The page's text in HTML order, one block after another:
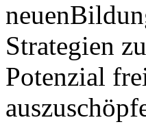
Strategien
Potenzial